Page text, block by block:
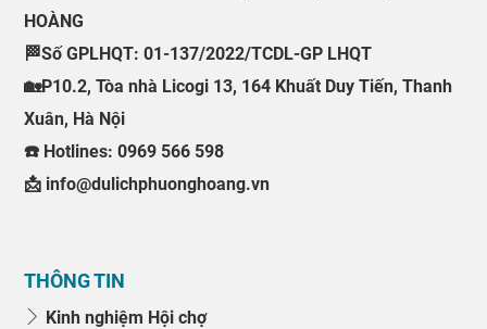
HOÀNG
🏁Số GPLHQT: 01-137/2022/TCDL-GP LHQT
🏡P10.2, Tòa nhà Licogi 13, 164 Khuất Duy Tiến, Thanh
Xuân, Hà Nội
☎️ Hotlines: 0969 566 598
📩 info@dulichphuonghoang.vn
THÔNG TIN
Kinh nghiệm Hội chợ